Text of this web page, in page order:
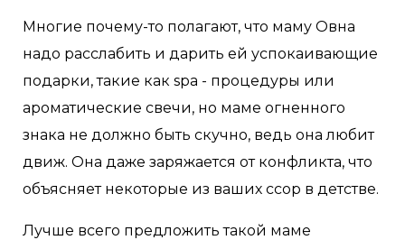
Многие почему-то полагают, что маму Овна
надо расслабить и дарить ей успокаивающие
подарки, такие как spa - процедуры или
ароматические свечи, но маме огненного
знака не должно быть скучно, ведь она любит
движ. Она даже заряжается от конфликта, что
объясняет некоторые из ваших ссор в детстве.
Лучше всего предложить такой маме